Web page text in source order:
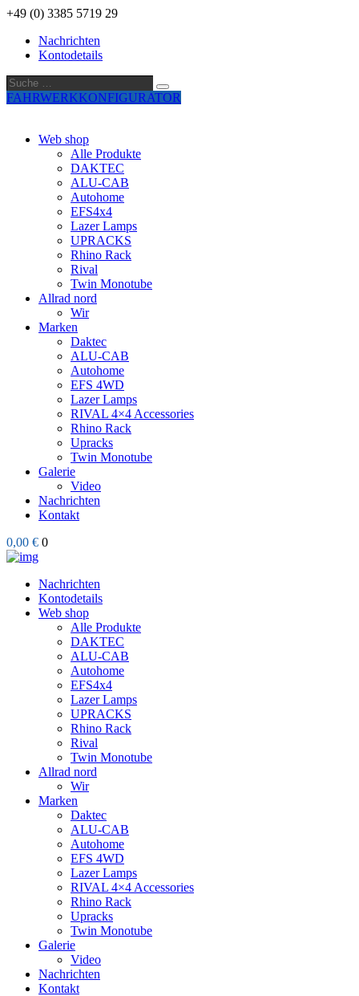
+49 (0) 3385 5719 29
Nachrichten
Kontodetails
Suche
…
Suche
FAHRWERKKONFIGURATOR
Web shop
Alle Produkte
DAKTEC
ALU-CAB
Autohome
EFS4x4
Lazer Lamps
UPRACKS
Rhino Rack
Rival
Twin Monotube
Allrad nord
Wir
Marken
Daktec
ALU-CAB
Autohome
EFS 4WD
Lazer Lamps
RIVAL 4×4 Accessories
Rhino Rack
Upracks
Twin Monotube
Galerie
Video
Nachrichten
Kontakt
0,00 € 0
Nachrichten
Kontodetails
Web shop
Alle Produkte
DAKTEC
ALU-CAB
Autohome
EFS4x4
Lazer Lamps
UPRACKS
Rhino Rack
Rival
Twin Monotube
Allrad nord
Wir
Marken
Daktec
ALU-CAB
Autohome
EFS 4WD
Lazer Lamps
RIVAL 4×4 Accessories
Rhino Rack
Upracks
Twin Monotube
Galerie
Video
Nachrichten
Kontakt